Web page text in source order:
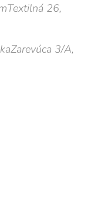
Textilná 26,
Zarevúca 3/A,